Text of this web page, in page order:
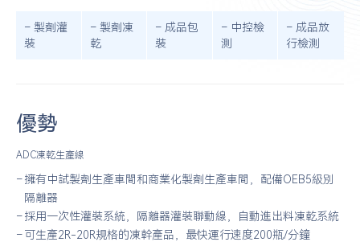
– 製劑灌
裝
– 製劑凍
乾
– 成品包
裝
– 中控檢
測
– 成品放
行檢測
優勢
ADC凍乾生產線
擁有中試製劑生產車間和商業化製劑生產車間，配備OEB5級別
隔離器
採用一次性灌裝系統，隔離器灌裝聯動線，自動進出料凍乾系統
可生產2R-20R規格的凍幹產品，最快運行速度200瓶/分鐘